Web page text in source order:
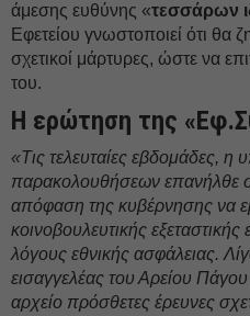
άμεσης ευθύνης «τεσσάρων
Εφετείου γνωστοποιεί ότι θα
σχετικοί μάρτυρες, ώστε να
του.
Η ερώτηση της
«Τις τελευταίες εβδομάδες, η
παρακολουθήσεων επανήλθε
απόφαση της κυβέρνησης να
κοινοβουλευτικής
λόγους εθνικής ασφάλειας.
εισαγγελέας του Αρείου
αρχείο πρόσθετες έρευνες